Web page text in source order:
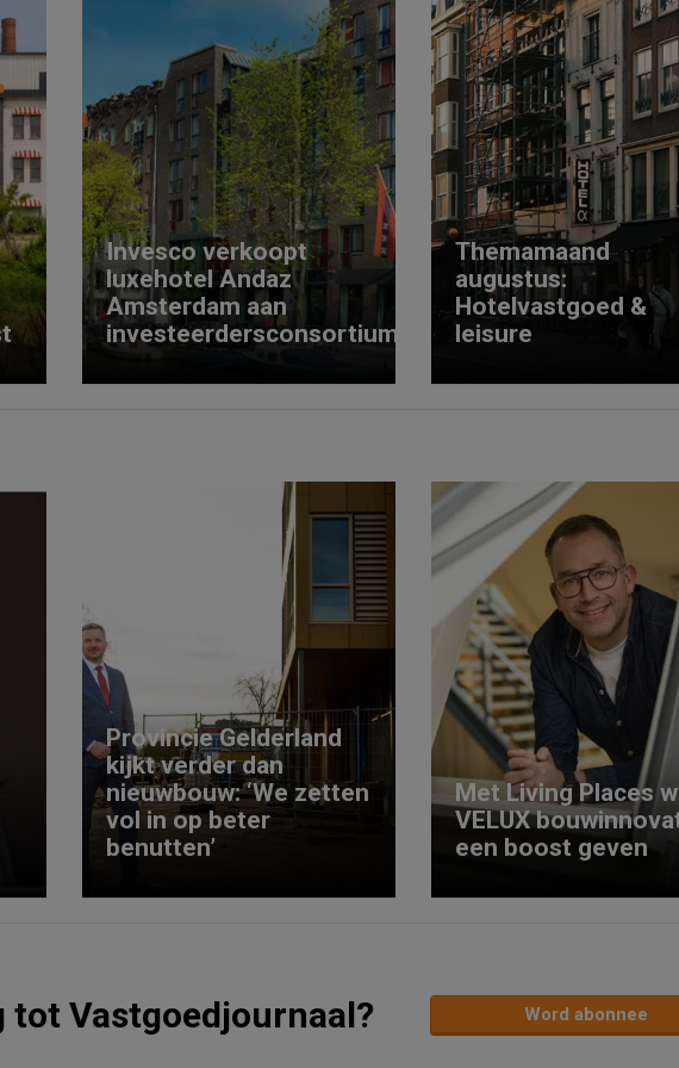
Invesco verkoopt
luxehotel Andaz
Amsterdam aan
investeerdersconsortium
Themamaand
augustus:
Hotelvastgoed &
leisure
Provincie Gelderland
kijkt verder dan
nieuwbouw: ‘We zetten
vol in op beter
benutten’
Met Living Places
VELUX
een boost geven
tot Vastgoedjournaal? Word abonnee